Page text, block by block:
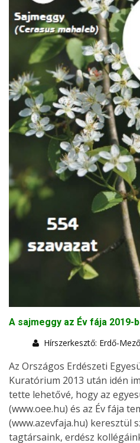
A sajmeggy az Év fája 2019-
Hírszerkesztő: Erdő-
Az Országos Erdészeti
Kuratórium 2013 után idén
tette lehetővé, hogy az
(www.oee.hu) és az Év fája
(www.azevfaja.hu) keresztül
tagtársaink, erdész